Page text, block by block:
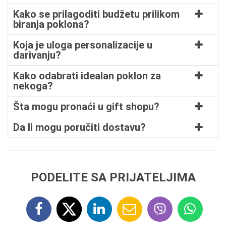
Kako se prilagoditi budžetu prilikom
biranja poklona?
Koja je uloga personalizacije u
darivanju?
Kako odabrati idealan poklon za
nekoga?
Šta mogu pronaći u gift shopu?
Da li mogu poručiti dostavu?
PODELITE SA PRIJATELJIMA